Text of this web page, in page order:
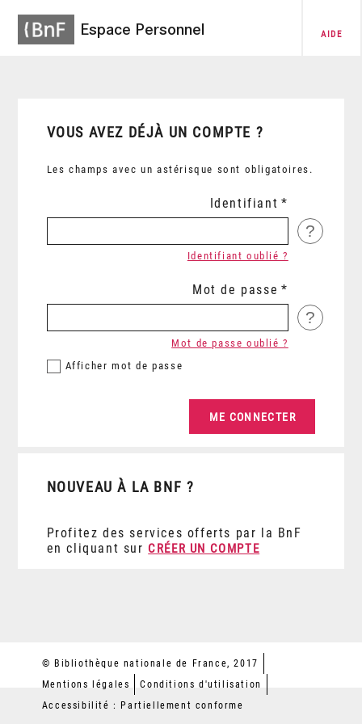
Espace Personnel AIDE
VOUS AVEZ DÉJÀ UN COMPTE ?
Les champs avec un astérisque sont obligatoires.
Identifiant
?
Identifiant oublié ?
Mot de passe
?
Afficher mot de passe
Mot de passe oublié ?
NOUVEAU À LA BNF ?
Profitez des services offerts par la BnF
en cliquant sur CRÉER UN COMPTE
© Bibliothèque nationale de France, 2017
Mentions légales
Conditions d'utilisation
Accessibilité : Partiellement conforme